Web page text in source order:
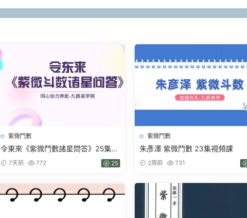
紫微鬥數
令東來《紫微鬥數諸星問答》25集視
頻 7天前 772 25
紫微鬥數
朱彥澤 紫微鬥數 23集視頻課
2周前 731